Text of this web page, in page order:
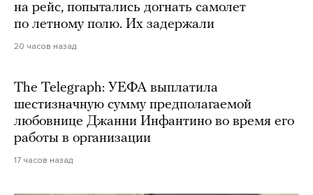
на рейс, попытались догнать самолет
по летному полю. Их задержали
20 часов назад
The Telegraph: УЕФА выплатила
шестизначную сумму предполагаемой
любовнице Джанни Инфантино во время его
работы в организации
17 часов назад